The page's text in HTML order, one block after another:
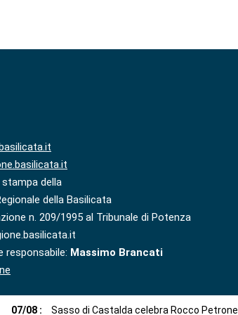
della
della Basilicata
n. 209/1995 al Tribunale di Potenza
responsabile: Massimo Brancati
07/08 : Sasso di Castalda celebra Rocco Petrone